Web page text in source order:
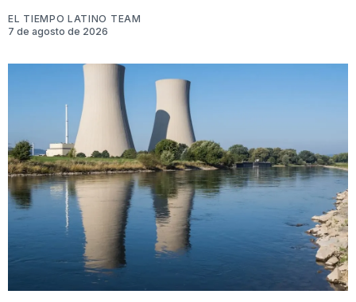
EL TIEMPO LATINO TEAM
7 de agosto de 2026